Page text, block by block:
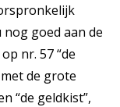
goed aan de
nr. 57 “de
de grote
“de geldkist”,